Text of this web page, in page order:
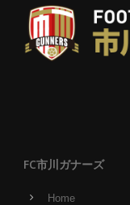
FC市川ガナーズ
Home